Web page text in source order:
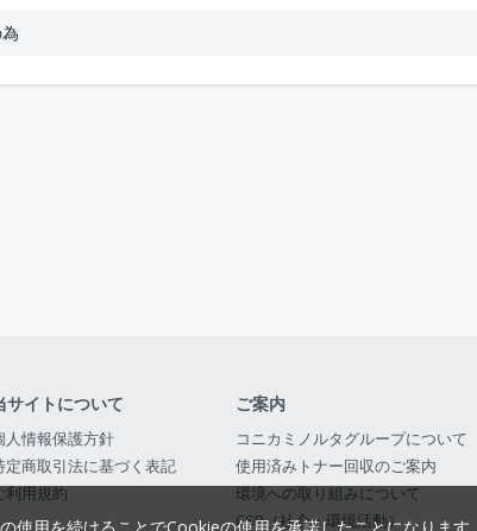
サイトについて
人情報保護方針
定商取引法に基づく表記
利用規約
ご案内
コニカミノルタグループについて
使用済みトナー回収のご案内
環境への取り組みについて
CSR（社会・環境活動）